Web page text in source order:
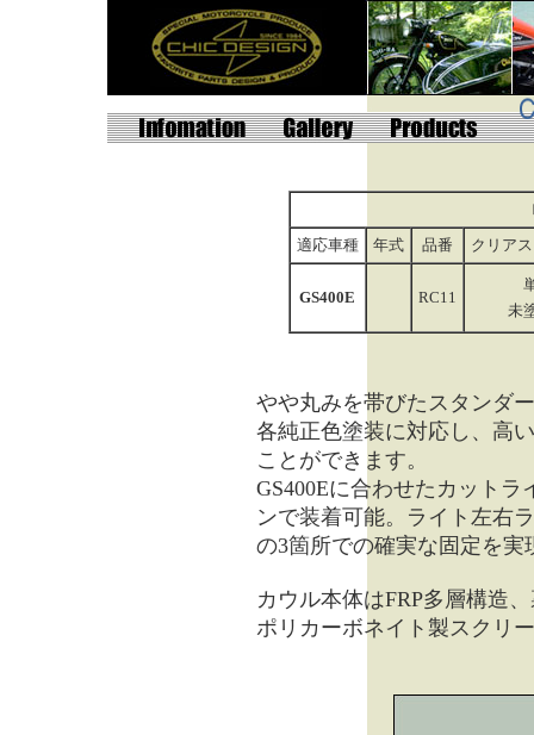
適応車種
年式 品番 クリア
GS400E RC11
未
やや丸みを帯びたスタンダ
各純正色塗装に対応し、高
ことができます。
GS400Eに合わせたカット
ンで装着可能。ライト左右
の3箇所での確実な固定を実
カウル本体はFRP多層構造
ポリカーボネイト製スクリ